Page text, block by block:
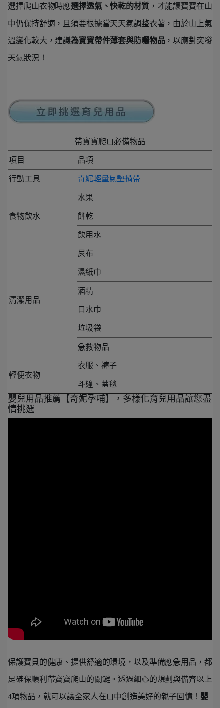
選擇爬山衣物時應選擇透氣、快乾的材質 ，才能讓寶寶在山
中仍保持舒適，且須要根據當天天氣調整衣著，由於山上氣
溫變化較大，建議為寶寶帶件薄套與防曬物品 ，以應對突發
天氣狀況！
帶寶寶爬山必備物品
項目 品項
行動工具 奇妮輕量氣墊揹帶
食物飲水
水果
餅乾
飲用水
清潔用品
尿布
濕紙巾
酒精
口水巾
垃圾袋
急救物品
輕便衣物
衣服、褲子
斗篷、蓋毯
嬰兒用品推薦【奇妮孕哺】，多樣化育兒用品讓您盡
情挑選
保護寶貝的健康、提供舒適的環境，以及準備應急用品，都
是確保順利帶寶寶爬山的關鍵。透過細心的規劃與備齊以上
4項物品，就可以讓全家人在山中創造美好的親子回憶！ 嬰